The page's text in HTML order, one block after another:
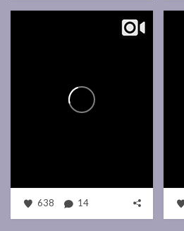
638 14